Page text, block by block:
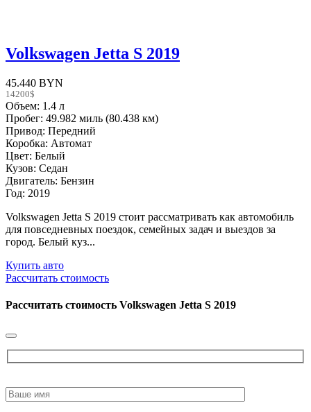
Volkswagen Jetta S 2019
45.440 BYN
14200$
Объем: 1.4 л
Пробег: 49.982 миль (80.438 км)
Привод: Передний
Коробка: Автомат
Цвет: Белый
Кузов: Седан
Двигатель: Бензин
Год: 2019
Volkswagen Jetta S 2019 стоит рассматривать как автомобиль
для повседневных поездок, семейных задач и выездов за
город. Белый куз...
Купить авто
Рассчитать стоимость
Рассчитать стоимость Volkswagen Jetta S 2019
leave